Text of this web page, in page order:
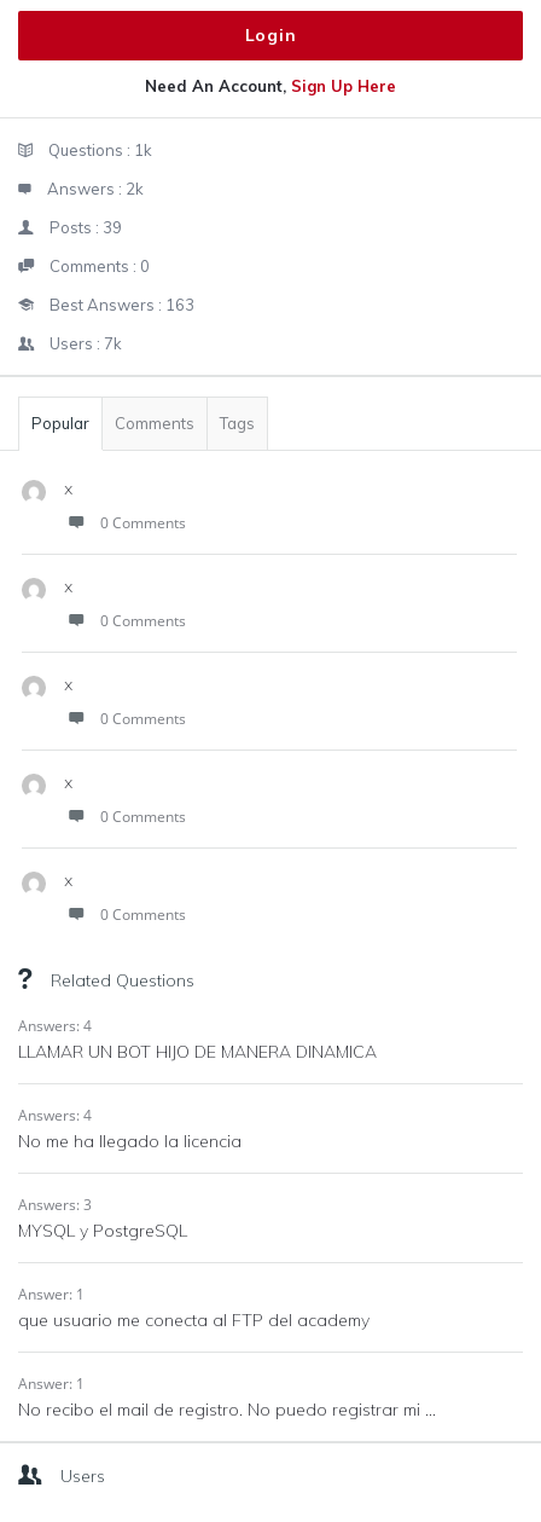
Need An Account, Sign Up Here
StatsQuestions : 1k
Answers : 2k
Posts : 39
Comments : 0
Best Answers : 163
Users : 7k
Popular Comments Tags
x
0 Comments
x
0 Comments
x
0 Comments
x
0 Comments
x
0 Comments
Related Questions
Answers: 4
LLAMAR UN BOT HIJO DE MANERA DINAMICA
Answers: 4
No me ha llegado la licencia
Answers: 3
MYSQL y PostgreSQL
Answer: 1
que usuario me conecta al FTP del academy
Answer: 1
No recibo el mail de registro. No puedo registrar mi ...
Users